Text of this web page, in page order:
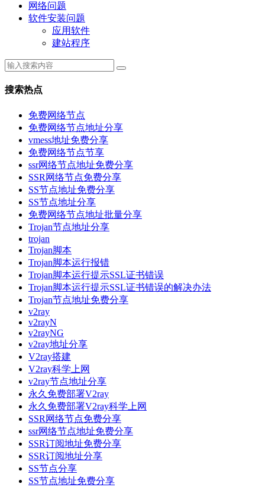
网络问题
软件安装问题
应用软件
建站程序
搜索热点
免费网络节点
免费网络节点地址分享
vmess地址免费分享
免费网络节点节享
ssr网络节点地址免费分享
SSR网络节点免费分享
SS节点地址免费分享
SS节点地址分享
免费网络节点地址批量分享
Trojan节点地址分享
trojan
Trojan脚本
Trojan脚本运行报错
Trojan脚本运行提示SSL证书错误
Trojan脚本运行提示SSL证书错误的解决办法
Trojan节点地址免费分享
v2ray
v2rayN
v2rayNG
v2ray地址分享
V2ray搭建
V2ray科学上网
v2ray节点地址分享
永久免费部署V2ray
永久免费部署V2ray科学上网
SSR网络节点免费分享
ssr网络节点地址免费分享
SSR订阅地址免费分享
SSR订阅地址分享
SS节点分享
SS节点地址免费分享